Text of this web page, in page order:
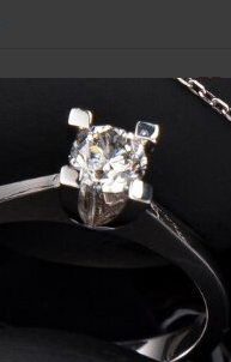
SPOR
Destek